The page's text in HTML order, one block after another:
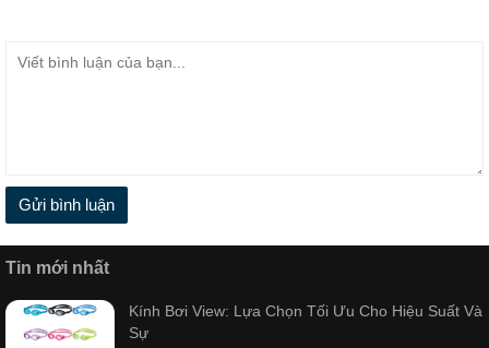
Gửi bình luận
Tin mới nhất
Kính Bơi View: Lựa Chọn Tối Ưu Cho Hiệu Suất Và
Sự